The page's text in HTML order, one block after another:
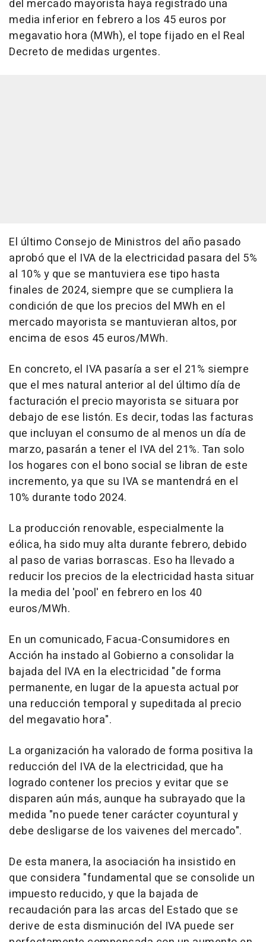
del mercado mayorista haya registrado una
media inferior en febrero a los 45 euros por
megavatio hora (MWh), el tope fijado en el Real
Decreto de medidas urgentes.
El último Consejo de Ministros del año pasado
aprobó que el IVA de la electricidad pasara del 5%
al 10% y que se mantuviera ese tipo hasta
finales de 2024, siempre que se cumpliera la
condición de que los precios del MWh en el
mercado mayorista se mantuvieran altos, por
encima de esos 45 euros/MWh.
En concreto, el IVA pasaría a ser el 21% siempre
que el mes natural anterior al del último día de
facturación el precio mayorista se situara por
debajo de ese listón. Es decir, todas las facturas
que incluyan el consumo de al menos un día de
marzo, pasarán a tener el IVA del 21%. Tan solo
los hogares con el bono social se libran de este
incremento, ya que su IVA se mantendrá en el
10% durante todo 2024.
La producción renovable, especialmente la
eólica, ha sido muy alta durante febrero, debido
al paso de varias borrascas. Eso ha llevado a
reducir los precios de la electricidad hasta situar
la media del 'pool' en febrero en los 40
euros/MWh.
En un comunicado, Facua-Consumidores en
Acción ha instado al Gobierno a consolidar la
bajada del IVA en la electricidad "de forma
permanente, en lugar de la apuesta actual por
una reducción temporal y supeditada al precio
del megavatio hora".
La organización ha valorado de forma positiva la
reducción del IVA de la electricidad, que ha
logrado contener los precios y evitar que se
disparen aún más, aunque ha subrayado que la
medida "no puede tener carácter coyuntural y
debe desligarse de los vaivenes del mercado".
De esta manera, la asociación ha insistido en
que considera "fundamental que se consolide un
impuesto reducido, y que la bajada de
recaudación para las arcas del Estado que se
derive de esta disminución del IVA puede ser